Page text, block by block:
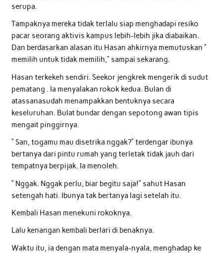
serupa.
Tampaknya mereka tidak terlalu siap menghadapi resiko
pacar seorang aktivis kampus lebih-lebih jika diabaikan.
Dan berdasarkan alasan itu Hasan ahkirnya memutuskan “
memilih untuk tidak memilih,” sampai sekarang.
Hasan terkekeh sendiri. Seekor jengkrek mengerik di sudut
pematang . Ia menyalakan rokok kedua. Bulan di
atassanasudah menampakkan bentuknya secara
keseluruhan. Bulat bundar dengan sepotong awan tipis
mengait pinggirnya.
“ San, togamu mau disetrika nggak?” terdengar ibunya
bertanya dari pintu rumah yang terletak tidak jauh dari
tempatnya berpijak. Ia menoleh.
“ Nggak. Nggak perlu, biar begitu saja!” sahut Hasan
setengah hati. Ibunya tak bertanya lagi setelah itu.
Kembali Hasan menekuni rokoknya.
Lalu kenangan kembali berlari di benaknya.
Waktu itu, ia dengan mata menyala-nyala, menghadap ke